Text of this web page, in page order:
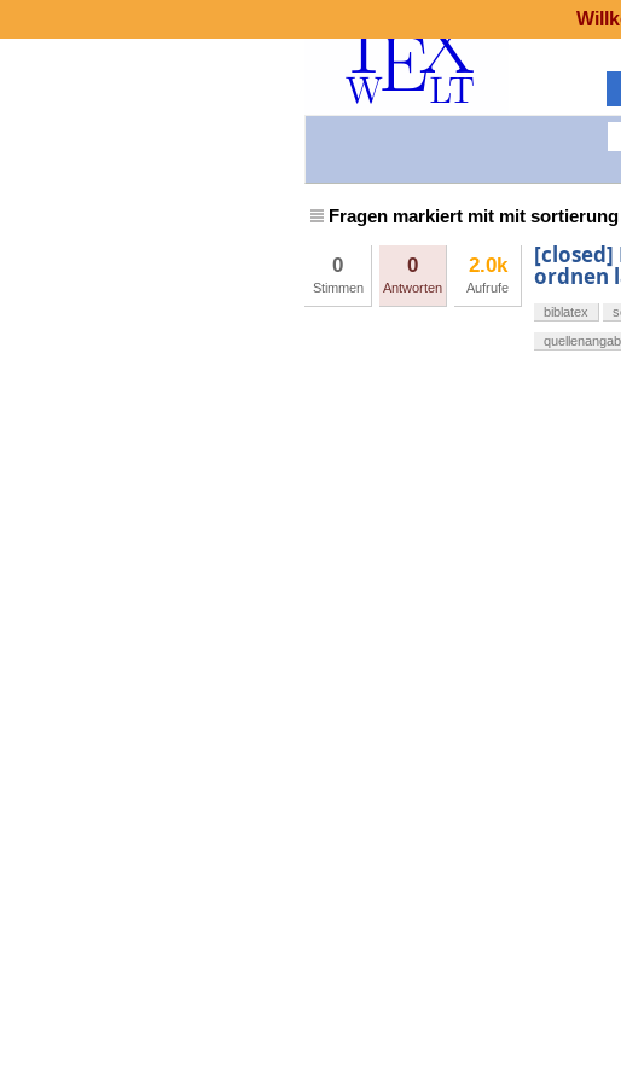
Fragen markiert mit mit sortierung
0
Stimmen
0
Antworten
2.0k
Aufrufe ordnen
biblatex